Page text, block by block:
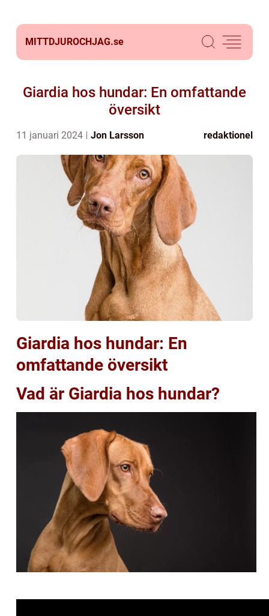
MITTDJUROCHJAG.se
Giardia hos hundar: En omfattande
översikt
11 januari 2024 Jon Larsson redaktionel
Giardia hos hundar: En
omfattande översikt
Vad är Giardia hos hundar?